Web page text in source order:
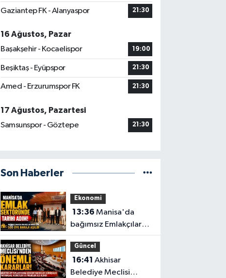
Gaziantep FK - Alanyaspor 21:30
16 Ağustos, Pazar
Başakşehir - Kocaelispor
19:00
Beşiktaş - Eyüpspor 21:30
Amed - Erzurumspor FK 21:30
17 Ağustos, Pazartesi
Samsunspor - Göztepe
21:30
Son Haberler
Ekonomi
13:36 Manisa'da
bağımsız Emlakçılar
Odası için 500 üye
barajı aşıldı
Güncel
16:41 Akhisar
Belediye Meclisi